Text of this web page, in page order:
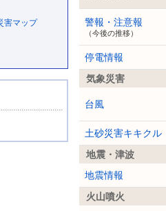
害マップ
警報・注意報
（今後の推移）
停電情報
気象災害
台風
土砂災害キキクル
地震・津波
地震情報
火山噴火